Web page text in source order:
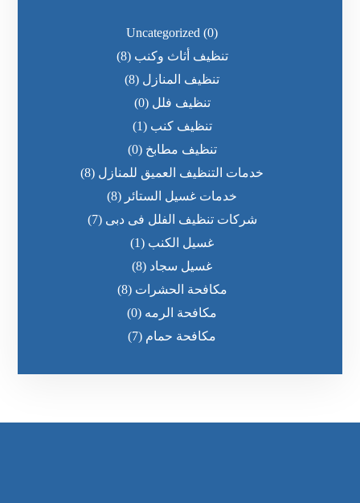
Uncategorized (0)
تنظيف أثاث وكنب (8)
تنظيف المنازل (8)
تنظيف فلل (0)
تنظيف كنب (1)
تنظيف مطابخ (0)
خدمات التنظيف العميق للمنازل (8)
خدمات غسيل الستائر (8)
شركات تنظيف الفلل فى دبى (7)
غسيل الكنب (1)
غسيل سجاد (8)
مكافحة الحشرات (8)
مكافحة الرمه (0)
مكافحة حمام (7)